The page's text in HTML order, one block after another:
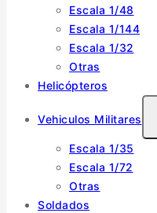
Escala 1/48
Escala 1/144
Escala 1/32
Otras
Helicópteros
Vehiculos Militares
Escala 1/35
Escala 1/72
Otras
Soldados